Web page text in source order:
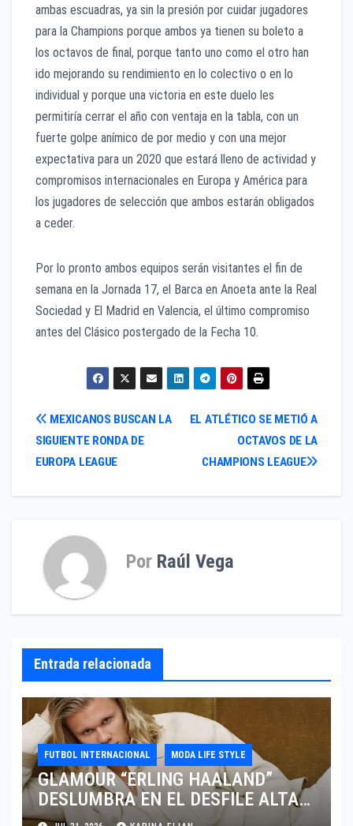
ambas escuadras, ya sin la presión por cuidar jugadores
para la Champions porque ambos ya tienen su boleto a
los octavos de final, porque tanto uno como el otro han
ido mejorando su rendimiento en lo colectivo o en lo
individual y porque una victoria en este duelo les
permitiría cerrar el año con ventaja en la tabla, con un
fuerte golpe anímico de por medio y con una mejor
expectativa para un 2020 que estará lleno de actividad y
compromisos internacionales en Europa y América para
los jugadores de selección que ambos estarán obligados
a ceder.
Por lo pronto ambos equipos serán visitantes el fin de
semana en la Jornada 17, el Barca en Anoeta ante la Real
Sociedad y El Madrid en Valencia, el último compromiso
antes del Clásico postergado de la Fecha 10.
Navegación
de
entradas
EL ATLÉTICO SE METIÓ A
OCTAVOS DE LA
CHAMPIONS LEAGUE
MEXICANOS BUSCAN LA
SIGUIENTE RONDA DE
EUROPA LEAGUE
Por Raúl Vega
Entrada relacionada
FUTBOL INTERNACIONAL MODA LIFE STYLE
GLAMOUR “ERLING HAALAND”
DESLUMBRA EN EL DESFILE ALTA
SARTORIA DE DOLCE & GABBANA